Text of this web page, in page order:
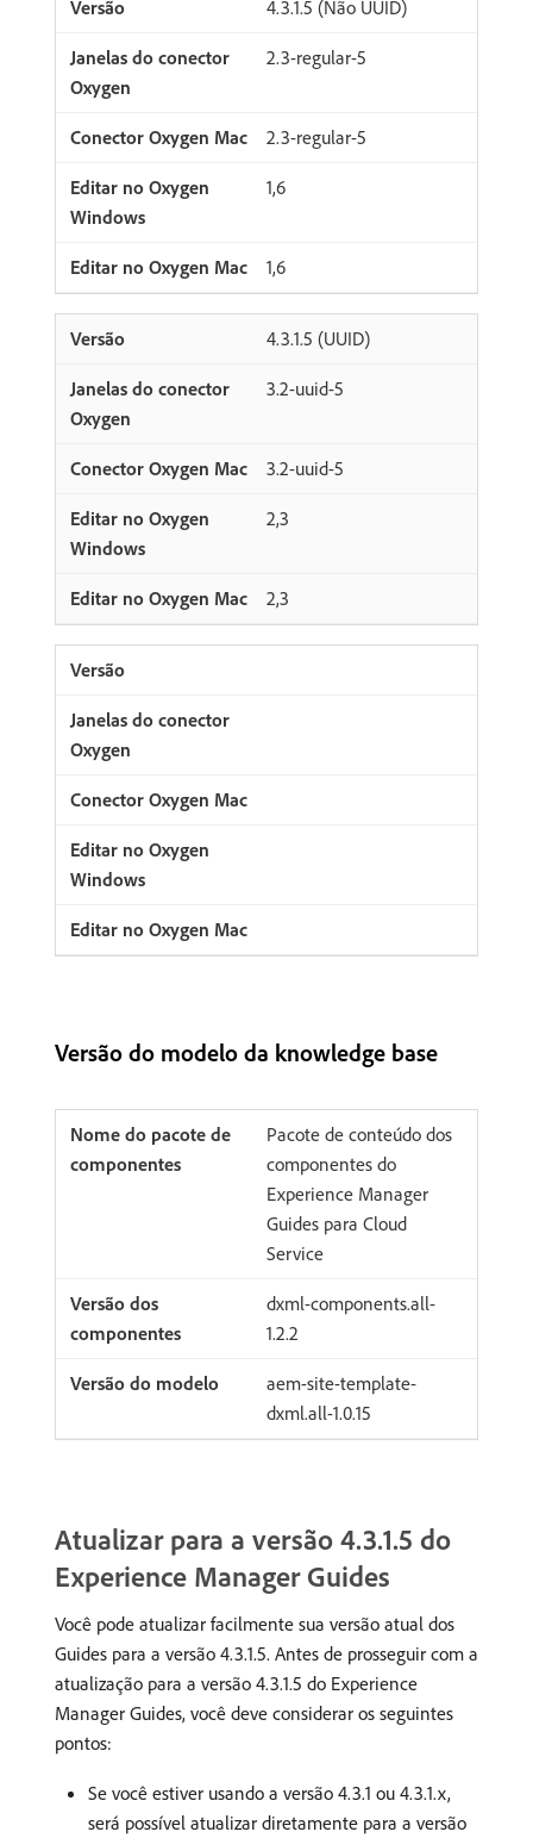
4.3.1.5 (Não UUID)
2.3-regular-5
2.3-regular-5
1,6
1,6
4.3.1.5 (UUID)
3.2-uuid-5
3.2-uuid-5
2,3
2,3
Versão do modelo da knowledge base
Pacote de conteúdo dos
componentes do
Experience Manager
Guides para Cloud
Service
dxml-components.all-
1.2.2
aem-site-template-
dxml.all-1.0.15
Atualizar para a versão 4.3.1.5 do
Experience Manager Guides
Você pode atualizar facilmente sua versão atual dos
Guides para a versão 4.3.1.5. Antes de prosseguir com a
atualização para a versão 4.3.1.5 do Experience
Manager Guides, você deve considerar os seguintes
pontos:
Se você estiver usando a versão 4.3.1 ou 4.3.1.x,
será possível atualizar diretamente para a versão